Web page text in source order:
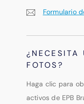
Formulario
¿NECESITA
FOTOS?
Haga clic para
activos de EPB